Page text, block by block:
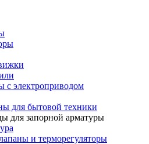
с электроприводом
для бытовой техники
для запорной арматуры
и терморегуляторы